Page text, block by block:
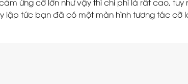
lập tức bạn đã có một màn hình tương tác cỡ